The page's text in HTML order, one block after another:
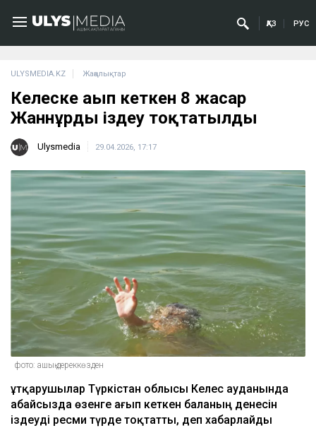
ҚАЗ РУС
ULYSMEDIA.KZ Жаңалықтар
Келеске ағып кеткен 8 жасар
Жаннұрды іздеу тоқтатылды
Ulysmedia 29.04.2026, 17:17
фото: ашық дереккөзден
Құтқарушылар Түркістан облысы Келес ауданында
абайсызда өзенге ағып кеткен баланың денесін
іздеуді ресми түрде тоқтатты, деп хабарлайды